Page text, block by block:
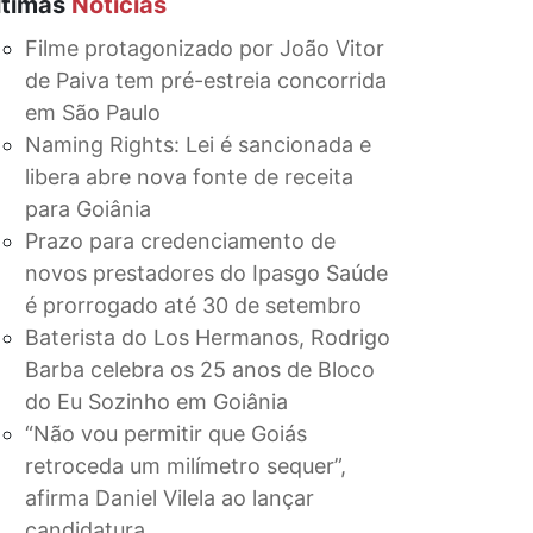
Filme protagonizado por João Vitor
de Paiva tem pré-estreia concorrida
em São Paulo
Naming Rights: Lei é sancionada e
libera abre nova fonte de receita
para Goiânia
Prazo para credenciamento de
novos prestadores do Ipasgo Saúde
é prorrogado até 30 de setembro
Baterista do Los Hermanos, Rodrigo
Barba celebra os 25 anos de Bloco
do Eu Sozinho em Goiânia
“Não vou permitir que Goiás
retroceda um milímetro sequer”,
afirma Daniel Vilela ao lançar